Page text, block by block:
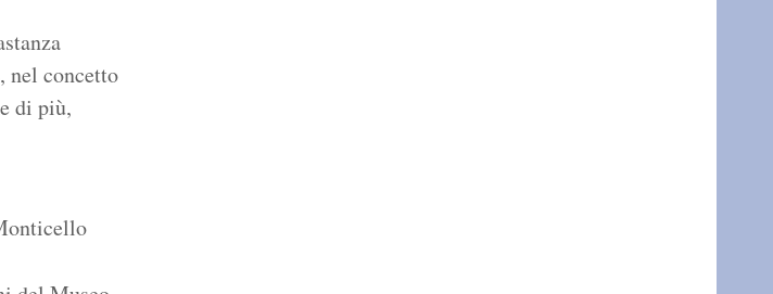
nel concetto
di più,